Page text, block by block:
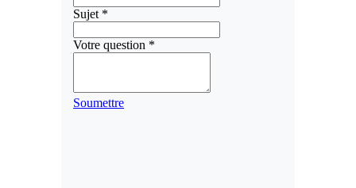
Sujet *
Votre question *
Soumettre